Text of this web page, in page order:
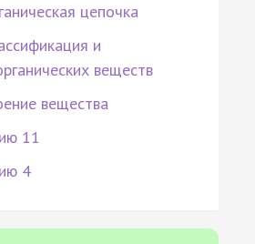
цепочка
и
веществ
вещества
11
4